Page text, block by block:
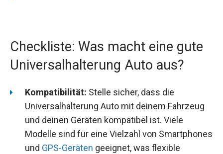
Checkliste: Was macht eine gute
Universalhalterung Auto aus?
Kompatibilität: Stelle sicher, dass die
Universalhalterung Auto mit deinem Fahrzeug
und deinen Geräten kompatibel ist. Viele
Modelle sind für eine Vielzahl von Smartphones
und GPS-Geräten geeignet, was flexible